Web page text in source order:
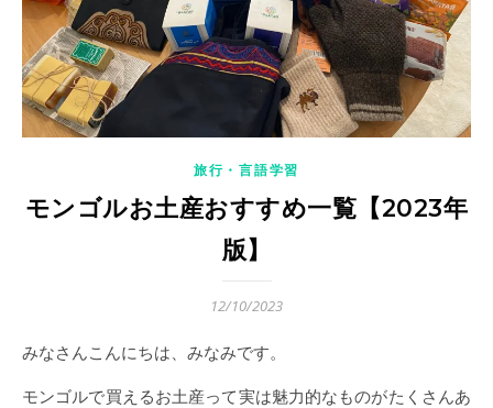
旅行・言語学習
モンゴルお土産おすすめ一覧【2023年
版】
12/10/2023
みなさんこんにちは、みなみです。
モンゴルで買えるお土産って実は魅力的なものがたくさんあ